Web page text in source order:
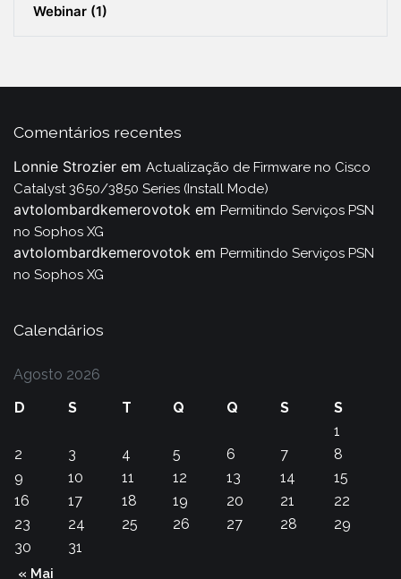
Webinar (1)
Comentários recentes
Lonnie Strozier em Actualização de Firmware no Cisco
Catalyst 3650/3850 Series (Install Mode)
avtolombardkemerovotok em Permitindo Serviços PSN
no Sophos XG
avtolombardkemerovotok em Permitindo Serviços PSN
no Sophos XG
Calendários
Agosto 2026
D
S T Q Q S
S
1
2
3 4 5 6 7
8
9
10 11 12 13 14
15
16
17 18 19 20 21
22
23
24 25 26 27 28
29
30
31
« Mai